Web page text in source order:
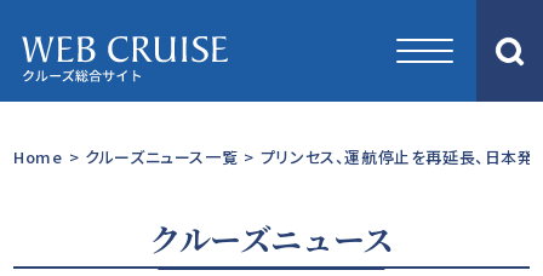
Home > クルーズニュース一覧 > プリンセス、運航停止を再延長、日本
クルーズニュース